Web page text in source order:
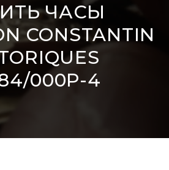
ЧАСЫ
CONSTANTIN
000P-4